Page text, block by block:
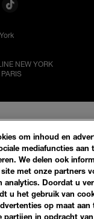
NEW YORK
om inhoud en
mediafuncties aan
We delen ook
met onze partners
analytics. Doordat u
u het gebruik van
op maat aan
partijen in opdracht van